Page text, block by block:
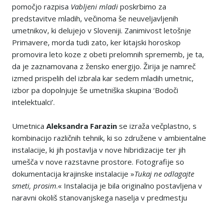
pomočjo razpisa Vabljeni mladi poskrbimo za
predstavitve mladih, večinoma še neuveljavljenih
umetnikov, ki delujejo v Sloveniji. Zanimivost letošnje
Primavere, morda tudi zato, ker kitajski horoskop
promovira leto koze z obeti prelomnih sprememb, je ta,
da je zaznamovana z žensko energijo. Žirija je namreč
izmed prispelih del izbrala kar sedem mladih umetnic,
izbor pa dopolnjuje še umetniška skupina ‘Bodoči
intelektualci’.
Umetnica Aleksandra Farazin se izraža večplastno, s
kombinacijo različnih tehnik, ki so združene v ambientalne
instalacije, ki jih postavlja v nove hibridizacije ter jih
umešča v nove razstavne prostore. Fotografije so
dokumentacija krajinske instalacije »Tukaj ne odlagajte
smeti, prosim.« Instalacija je bila originalno postavljena v
naravni okoliš stanovanjskega naselja v predmestju